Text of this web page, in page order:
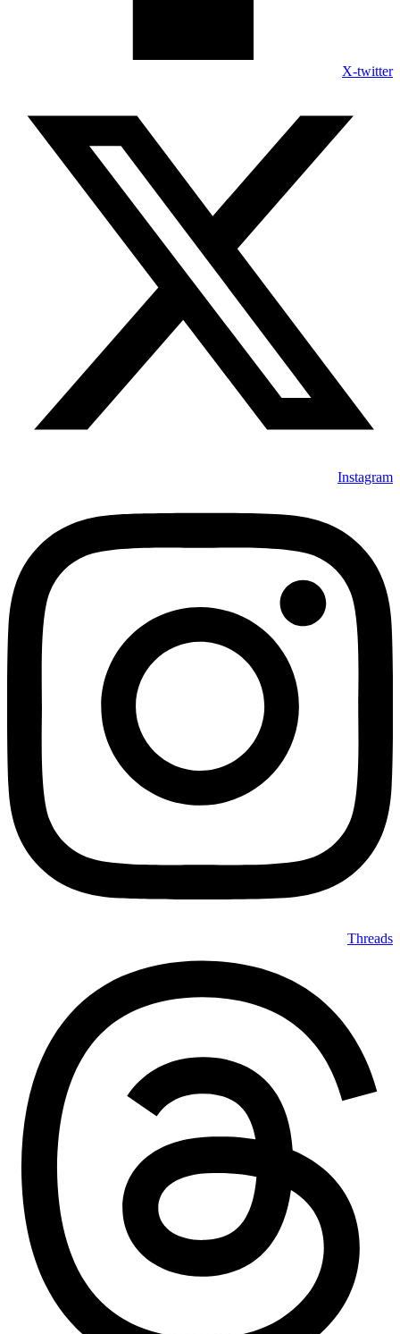
X-twitter
Instagram
Threads